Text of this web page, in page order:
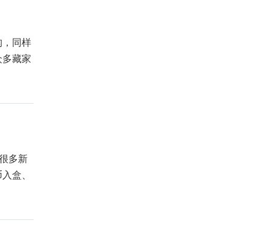
，同样
藏家
多新
盒、